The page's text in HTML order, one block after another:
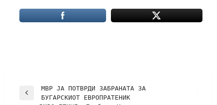
МВР ЈА ПОТВРДИ ЗАБРАНАТА ЗА
БУГАРСКИОТ ЕВРОПРАТЕНИК